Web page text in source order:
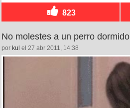
823
No molestes a un perro dormido
por kul el 27 abr 2011, 14:38